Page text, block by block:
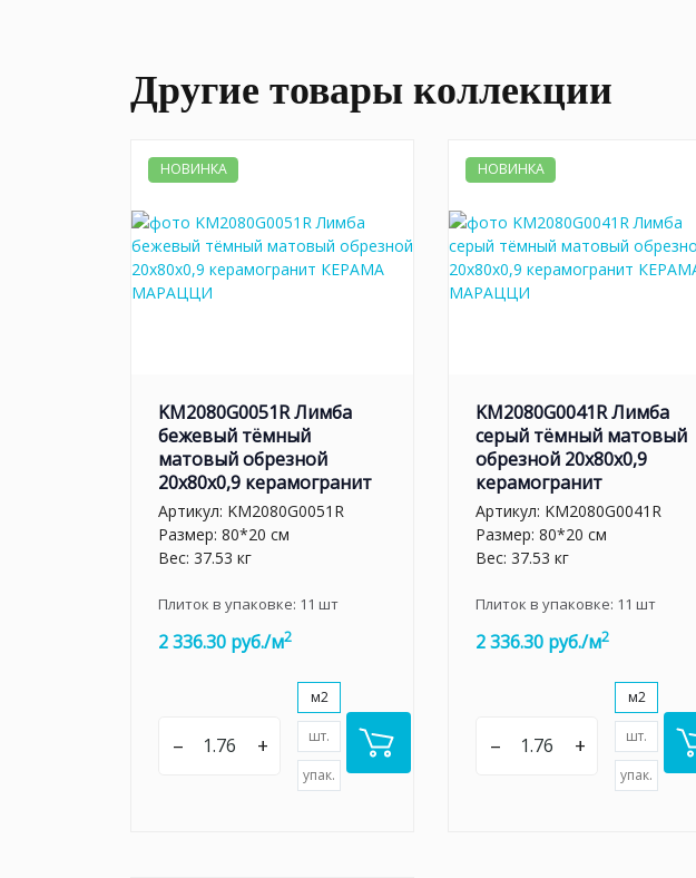
Другие товары коллекции
НОВИНКА
KM2080G0051R Лимба
бежевый тёмный
матовый обрезной
20x80x0,9 керамогранит
Артикул: KM2080G0051R
Размер: 80*20 см
Вес: 37.53 кг
Плиток в упаковке: 11 шт
2 336.30 руб./м2
– +
м2
шт.
упак.
НОВИНКА
KM2080G0041R Лимба
серый тёмный матовый
обрезной 20x80x0,9
керамогранит
Артикул: KM2080G0041R
Размер: 80*20 см
Вес: 37.53 кг
Плиток в упаковке: 11 шт
2 336.30 руб./м2
– +
м2
шт.
упак.